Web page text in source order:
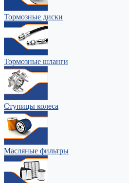
Тормозные диски
Тормозные шланги
Ступицы колеса
Масляные фильтры